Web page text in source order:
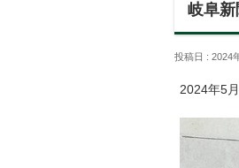
岐阜新
投稿日 : 2024
2024年5